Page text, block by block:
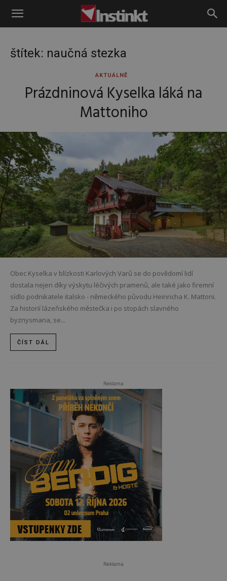
Instinkt
štítek: naučná stezka
AKTUÁLNĚ
Prázdninová Kyselka láká na
Mattoniho
Obec Kyselka v blízkosti Karlových Varů se do povědomí lidí
dostala nejen díky výskytu léčivých pramenů, ale také jako firemní
sídlo podnikatele italsko - německého původu Heinricha K. Mattoni.
Za historií lázeňského městečka i po stopách slavného
byznysmana, se...
ČÍST DÁL
Reklama
Reklama